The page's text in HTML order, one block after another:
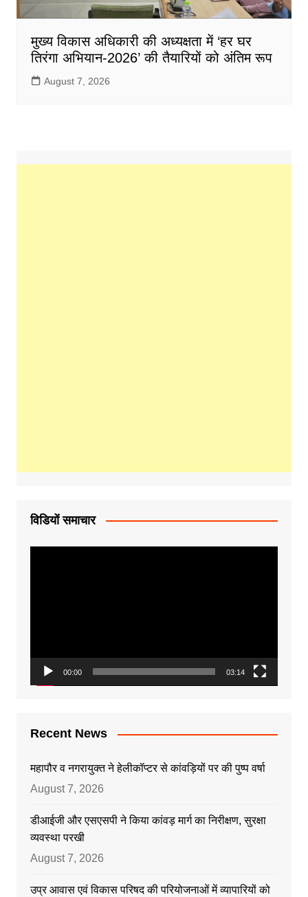
मुख्य विकास अधिकारी की अध्यक्षता में ‘हर घर
तिरंगा अभियान-2026’ की तैयारियों को अंतिम रूप
August 7, 2026
विडियों समाचार
00:00 03:14
Recent News
महापौर व नगरायुक्त ने हेलीकॉप्टर से कांवड़ियों पर की पुष्प वर्षा
August 7, 2026
डीआईजी और एसएसपी ने किया कांवड़ मार्ग का निरीक्षण, सुरक्षा
व्यवस्था परखी
August 7, 2026
उप्र आवास एवं विकास परिषद की परियोजनाओं में व्यापारियों को